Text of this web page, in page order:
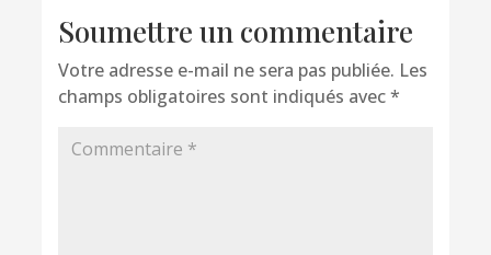
Soumettre un commentaire
Votre adresse e-mail ne sera pas publiée. Les
champs obligatoires sont indiqués avec*